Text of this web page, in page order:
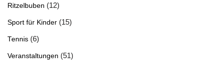
Ritzelbuben (12)
Sport für Kinder (15)
Tennis (6)
Veranstaltungen (51)